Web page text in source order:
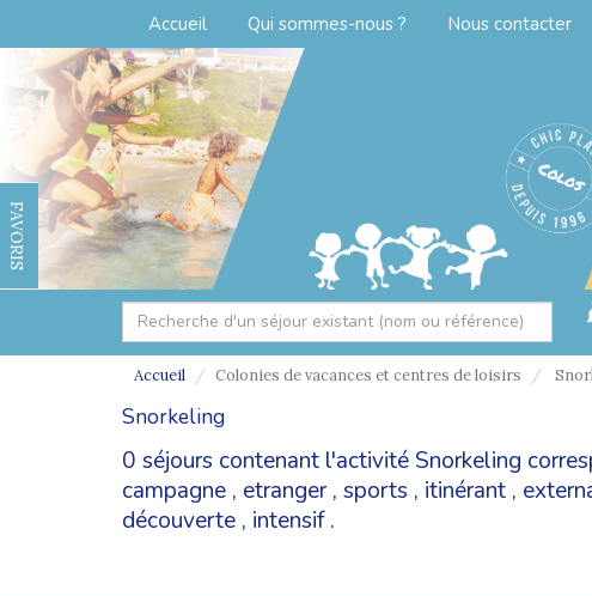
Accueil Qui sommes-nous ? Nous contacter
FAVORIS
Accueil Colonies de vacances et centres de loisirs
Snorkeling
0 séjours contenant l'activité Snorkeling
campagne , etranger, sports , itinérant ,
découverte , intensif.